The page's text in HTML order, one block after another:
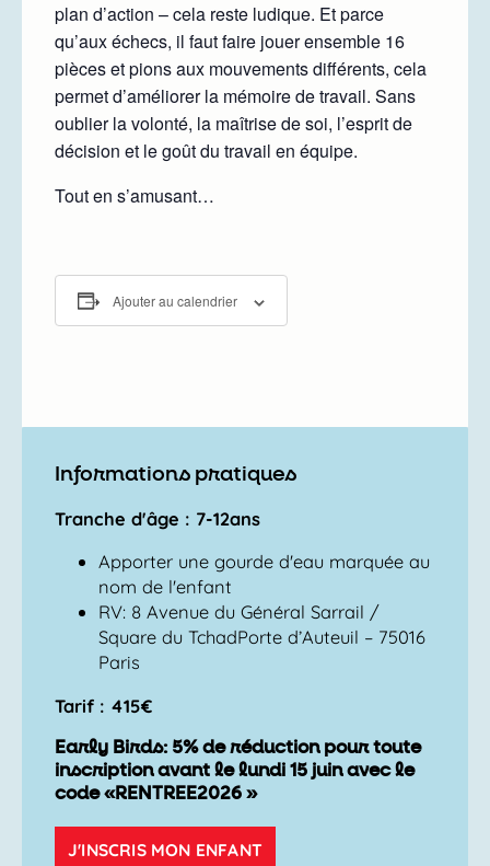
plan d’action – cela reste ludique. Et parce
qu’aux échecs, il faut faire jouer ensemble 16
pièces et pions aux mouvements différents, cela
permet d’améliorer la mémoire de travail. Sans
oublier la volonté, la maîtrise de soi, l’esprit de
décision et le goût du travail en équipe.
Tout en s’amusant…
Ajouter au calendrier
Informations pratiques
Tranche d'âge : 7-12ans
Apporter une gourde d'eau marquée au
nom de l'enfant
RV: 8 Avenue du Général Sarrail /
Square du TchadPorte d’Auteuil – 75016
Paris
Tarif : 415€
Early Birds: 5% de réduction pour toute
inscription avant le lundi 15 juin avec le
code «RENTREE2026 »
J'INSCRIS MON ENFANT